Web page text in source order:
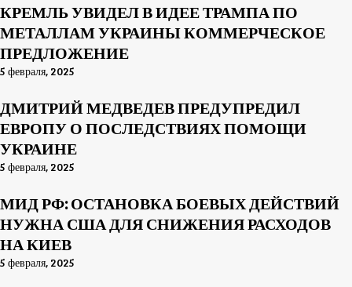
КРЕМЛЬ УВИДЕЛ В ИДЕЕ ТРАМПА ПО
МЕТАЛЛАМ УКРАИНЫ КОММЕРЧЕСКОЕ
ПРЕДЛОЖЕНИЕ
5 февраля, 2025
ДМИТРИЙ МЕДВЕДЕВ ПРЕДУПРЕДИЛ
ЕВРОПУ О ПОСЛЕДСТВИЯХ ПОМОЩИ
УКРАИНЕ
5 февраля, 2025
МИД РФ: ОСТАНОВКА БОЕВЫХ ДЕЙСТВИЙ
НУЖНА США ДЛЯ СНИЖЕНИЯ РАСХОДОВ
НА КИЕВ
5 февраля, 2025